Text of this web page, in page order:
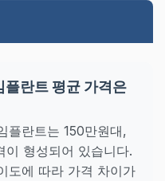
플란트 평균 가격은
플란트는 150만원대,
이 형성되어 있습니다.
도에 따라 가격 차이가